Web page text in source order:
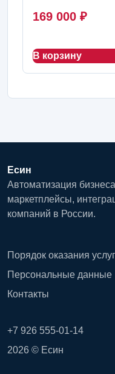
169 000 ₽
В корзину
Есин
Автоматизация
маркетплейсы,
компаний в России.
Порядок оказания услуг
Персональные данные
Контакты
+7 926 555-01-14
2026 © Есин